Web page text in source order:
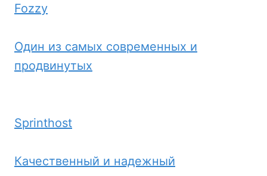
Fozzy
Один из самых современных и
продвинутых
Sprinthost
Качественный и надежный